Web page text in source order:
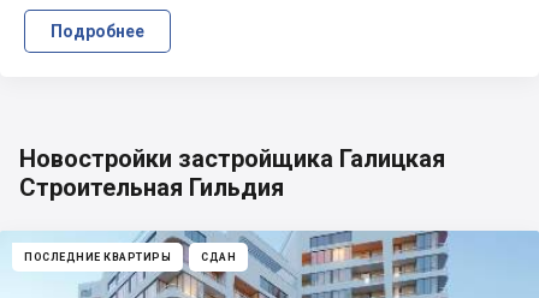
Подробнее
Новостройки застройщика Галицкая
Строительная Гильдия
ПОСЛЕДНИЕ КВАРТИРЫ СДАН